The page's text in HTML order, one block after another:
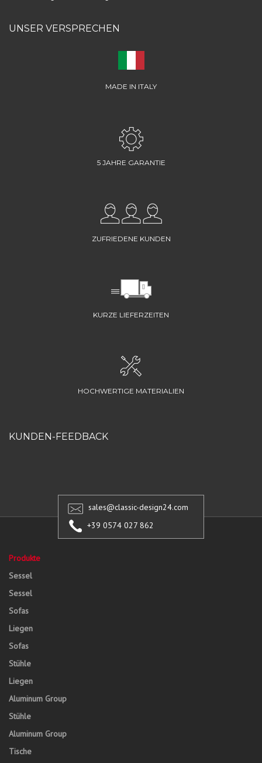
UNSER VERSPRECHEN
MADE IN ITALY
5 JAHRE GARANTIE
ZUFRIEDENE KUNDEN
KURZE LIEFERZEITEN
HOCHWERTIGE MATERIALIEN
KUNDEN-FEEDBACK
sales@classic-design24.com
+39 0574 027 862
Produkte
Sessel
Sessel
Sofas
Liegen
Sofas
Stühle
Liegen
Aluminum Group
Stühle
Aluminum Group
Tische